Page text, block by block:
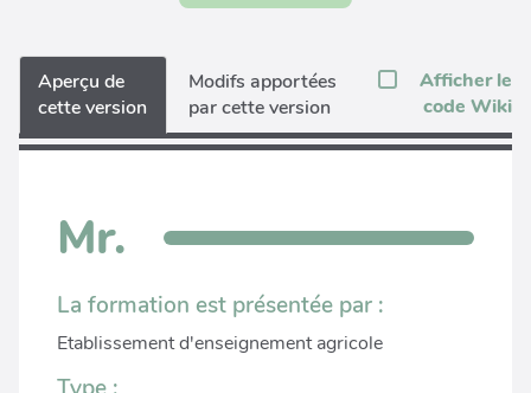
Aperçu de
cette version
Modifs apportées
par cette version
Afficher le
code Wiki
Mr.
La formation est présentée par :
Etablissement d'enseignement agricole